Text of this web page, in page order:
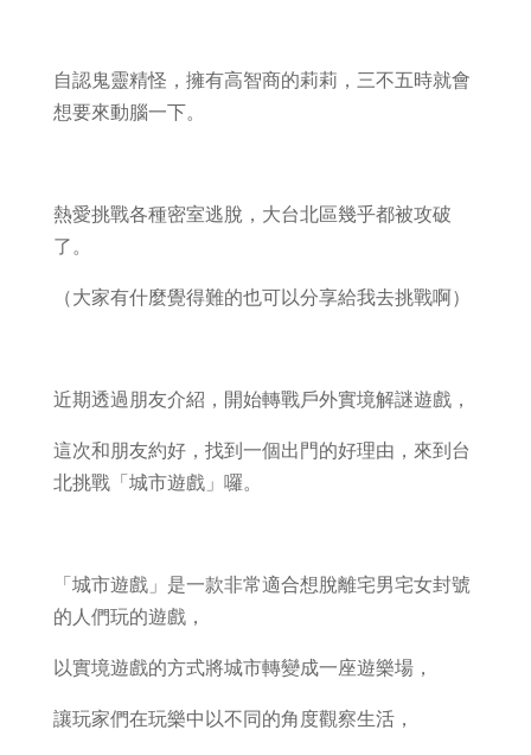
自認鬼靈精怪，擁有高智商的莉莉，三不五時就會
想要來動腦一下。
熱愛挑戰各種密室逃脫，大台北區幾乎都被攻破
了。
（大家有什麼覺得難的也可以分享給我去挑戰啊）
近期透過朋友介紹，開始轉戰戶外實境解謎遊戲，
這次和朋友約好，找到一個出門的好理由，來到台
北挑戰「城市遊戲」囉。
「城市遊戲」是一款非常適合想脫離宅男宅女封號
的人們玩的遊戲，
以實境遊戲的方式將城市轉變成一座遊樂場，
讓玩家們在玩樂中以不同的角度觀察生活，